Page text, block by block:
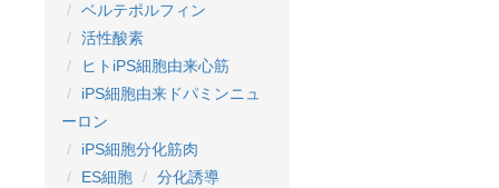
ベルテポルフィン
活性酸素
ヒトiPS細胞由来心筋
iPS細胞由来ドパミンニュ
ーロン
iPS細胞分化筋肉
ES細胞
分化誘導